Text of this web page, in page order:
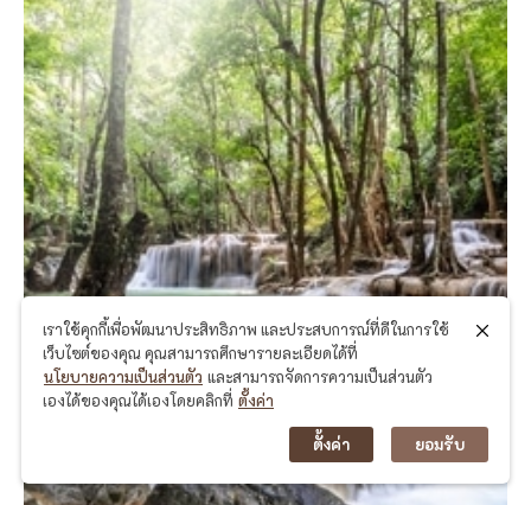
เราใช้คุกกี้เพื่อพัฒนาประสิทธิภาพ และประสบการณ์ที่ดีในการใช้
เว็บไซต์ของคุณ คุณสามารถศึกษารายละเอียดได้ที่
นโยบายความเป็นส่วนตัว และสามารถจัดการความเป็นส่วนตัว
เองได้ของคุณได้เองโดยคลิกที่ ตั้งค่า
ตั้งค่า ยอมรับ